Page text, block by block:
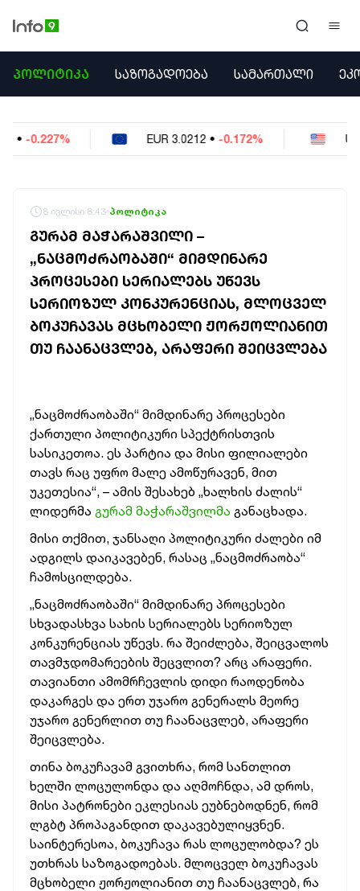
ᲞᲝᲚᲘᲢᲘᲙᲐ
ᲔᲙᲝᲜᲝᲛᲘᲙᲐ
ᲣᲪᲮᲝᲔᲗᲘ
ᲐᲛᲘᲜᲓᲘ
ᲡᲐᲛᲮᲔᲓᲠᲝ
ᲠᲔᲒᲘᲝᲜᲘ
ᲘᲜᲢᲔᲠᲕᲘᲣ
ᲑᲘᲖᲜᲔᲡᲘ
ᲞᲝᲚᲘᲢᲘᲙᲐ ᲡᲐᲖᲝᲒᲐᲓᲝᲔᲑᲐ ᲡᲐᲛᲐᲠᲗᲐᲚᲘ
EUR 3.0212 -0.172% USD 2.621 -0.05%
8 ივლისი 8:43 პოლიტიკა
ᲒᲣᲠᲐᲛ ᲛᲐᲭᲐᲠᲐᲨᲕᲘᲚᲘ –
„ᲜᲐᲪᲛᲝᲫᲠᲐᲝᲑᲐᲨᲘ“ ᲛᲘᲛᲓᲘᲜᲐᲠᲔ
ᲞᲠᲝᲪᲔᲡᲔᲑᲘ ᲡᲔᲠᲘᲐᲚᲔᲑᲡ ᲣᲬᲔᲕᲡ
ᲡᲔᲠᲘᲝᲖᲣᲚ ᲙᲝᲜᲙᲣᲠᲔᲜᲪᲘᲐᲡ, ᲛᲚᲝᲪᲕᲔᲚ
ᲑᲝᲙᲣᲩᲐᲕᲐᲡ ᲛᲪᲮᲝᲑᲔᲚᲘ ᲟᲝᲠᲟᲝᲚᲘᲐᲜᲘᲗ
ᲗᲣ ᲩᲐᲐᲜᲐᲪᲕᲚᲔᲑ, ᲐᲠᲐᲤᲔᲠᲘ ᲨᲔᲘᲪᲕᲚᲔᲑᲐ
„ნაცმოძრაობაში“ მიმდინარე პროცესები
ქართული პოლიტიკური სპექტრისთვის
სასიკეთოა. ეს პარტია და მისი ფილიალები
თავს რაც უფრო მალე ამოწურავენ, მით
უკეთესია“, – ამის შესახებ „ხალხის ძალის“
ლიდერმა გურამ მაჭარაშვილმა განაცხადა.
მისი თქმით, ჯანსაღი პოლიტიკური ძალები იმ
ადგილს დაიკავებენ, რასაც „ნაცმოძრაობა“
ჩამოსცილდება.
„ნაცმოძრაობაში“ მიმდინარე პროცესები
სხვადასხვა სახის სერიალებს სერიოზულ
კონკურენციას უწევს. რა შეიძლება, შეიცვალოს
თავმჯდომარეების შეცვლით? არც არაფერი.
თავიანთი ამომრჩევლის დიდი რაოდენობა
დაკარგეს და ერთ უჯარო გენერალს მეორე
უჯარო გენერლით თუ ჩაანაცვლებ, არაფერი
შეიცვლება.
თინა ბოკუჩავამ გვითხრა, რომ სანთლით
ხელში ლოცულონდა და აღმოჩნდა, ამ დროს,
მისი პატრონები ეკლესიას ეუბნებოდნენ, რომ
ლგბტ პროპაგანდით დაკავებულიყვნენ.
საინტერესოა, ბოკუჩავა რას ლოცულობდა? ეს
უთხრას საზოგადოებას. მლოცველ ბოკუჩავას
მცხობელი ჟორჟოლიანით თუ ჩაანაცვლებ, რა